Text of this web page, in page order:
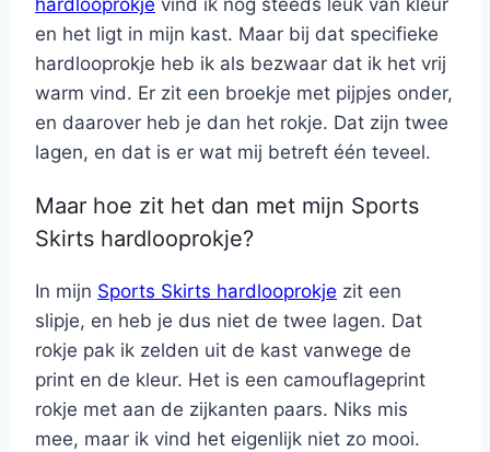
hardlooprokje vind ik nog steeds leuk van kleur
en het ligt in mijn kast. Maar bij dat specifieke
hardlooprokje heb ik als bezwaar dat ik het vrij
warm vind. Er zit een broekje met pijpjes onder,
en daarover heb je dan het rokje. Dat zijn twee
lagen, en dat is er wat mij betreft één teveel.
Maar hoe zit het dan met mijn Sports
Skirts hardlooprokje?
In mijn Sports Skirts hardlooprokje zit een
slipje, en heb je dus niet de twee lagen. Dat
rokje pak ik zelden uit de kast vanwege de
print en de kleur. Het is een camouflageprint
rokje met aan de zijkanten paars. Niks mis
mee, maar ik vind het eigenlijk niet zo mooi.